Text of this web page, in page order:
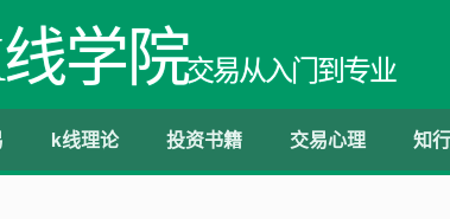
学院交易从入门到专业
k线理论 投资书籍 交易心理 知